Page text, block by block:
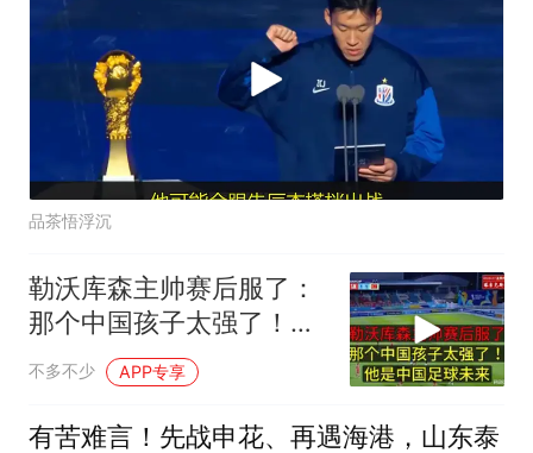
品茶悟浮沉
勒沃库森主帅赛后服了：
那个中国孩子太强了！他
是中国足球未来
不多不少 APP专享
有苦难言！先战申花、再遇海港，山东泰